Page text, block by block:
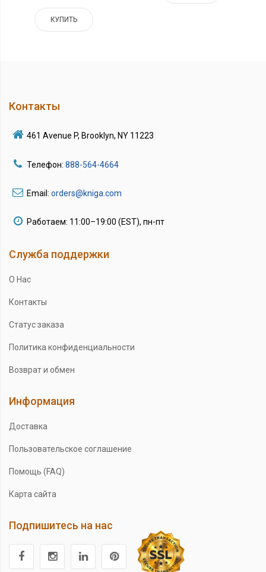
КУПИТЬ
Контакты
461 Avenue P, Brooklyn, NY 11223
Телефон: 888-564-4664
Email: orders@kniga.com
Работаем: 11:00–19:00 (EST), пн-пт
Служба поддержки
О Нас
Контакты
Статус заказа
Политика конфиденциальности
Возврат и обмен
Информация
Доставка
Пользовательское соглашение
Помощь (FAQ)
Карта сайта
Подпишитесь на нас